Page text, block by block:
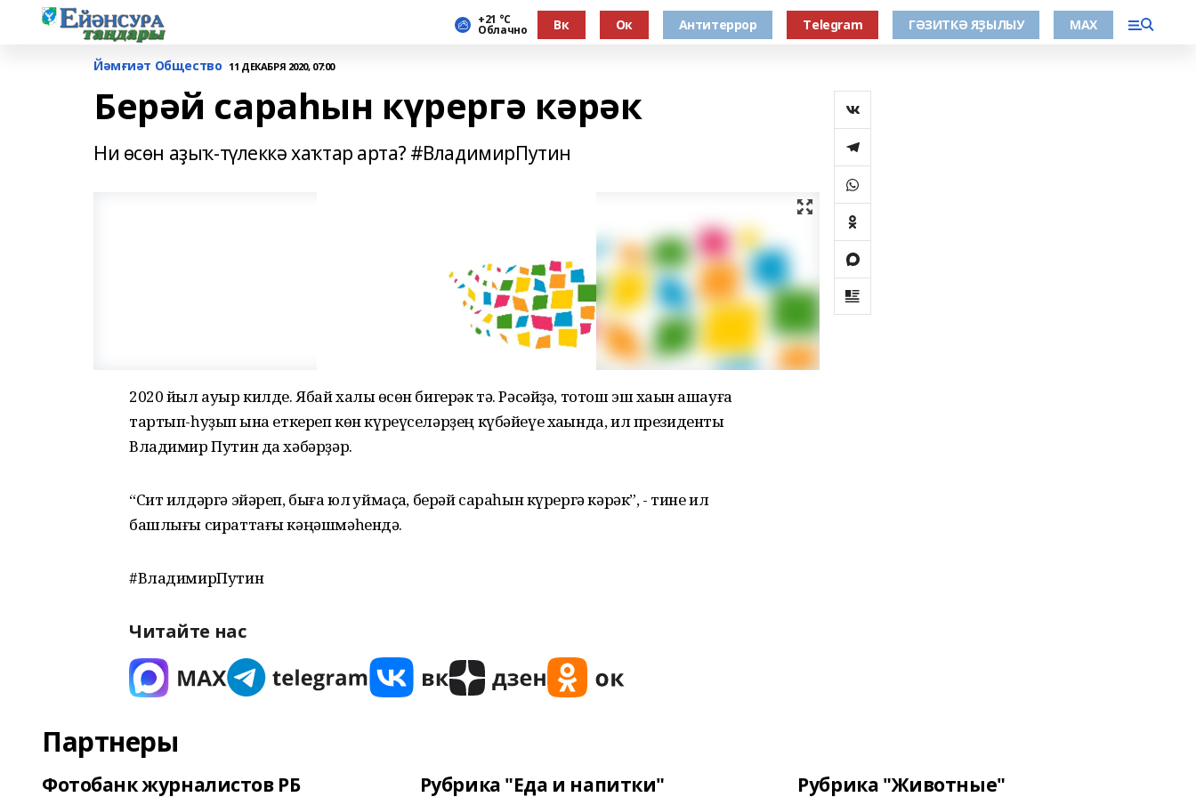
+21 °С
Облачно Вк Ок Антитеррор Тelegram ГӘЗИТКӘ ЯҘЫЛЫУ МАХ
Йәмғиәт Общество 11 ДЕКАБРЯ 2020, 07:00
Берәй сараһын күрергә кәрәк
Ни өсөн аҙыҡ-түлеккә хаҡтар арта? #ВладимирПутин
2020 йыл ауыр килде. Ябай халыҡ өсөн бигерәк тә. Рәсәйҙә, тотош эш хаҡын ашауға
тартып-һуҙып ҡына еткереп көн күреүселәрҙең күбәйеүе хаҡында, ил президенты
Владимир Путин да хәбәрҙәр.
“Сит илдәргә эйәреп, быға юл ҡуймаҫҡа, берәй сараһын күрергә кәрәк”, - тине ил
башлығы сираттағы кәңәшмәһендә.
#ВладимирПутин
Читайте нас
Партнеры
Фотобанк журналистов РБ Рубрика "Еда и напитки" Рубрика "Животные"